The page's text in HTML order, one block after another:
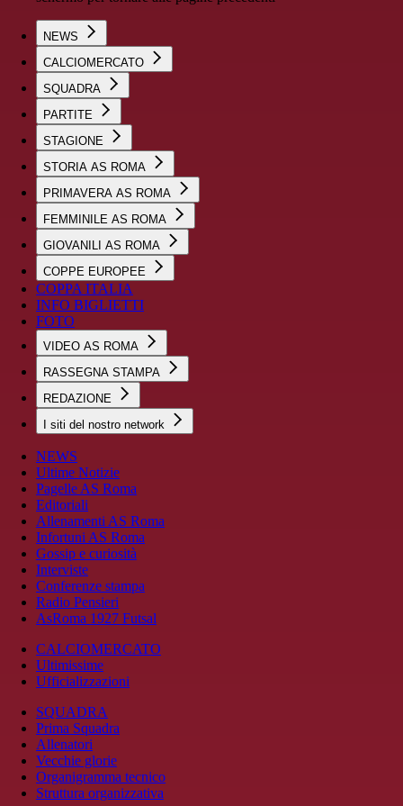
NEWS
CALCIOMERCATO
SQUADRA
PARTITE
STAGIONE
STORIA AS ROMA
PRIMAVERA AS ROMA
FEMMINILE AS ROMA
GIOVANILI AS ROMA
COPPE EUROPEE
COPPA ITALIA
INFO BIGLIETTI
FOTO
VIDEO AS ROMA
RASSEGNA STAMPA
REDAZIONE
I siti del nostro network
NEWS
Ultime Notizie
Pagelle AS Roma
Editoriali
Allenamenti AS Roma
Infortuni AS Roma
Gossip e curiosità
Interviste
Conferenze stampa
Radio Pensieri
AsRoma 1927 Futsal
CALCIOMERCATO
Ultimissime
Ufficializzazioni
SQUADRA
Prima Squadra
Allenatori
Vecchie glorie
Organigramma tecnico
Struttura organizzativa